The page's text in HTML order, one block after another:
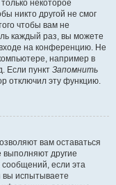
некоторое
никто другой не смог
чтобы вам не
каждый раз, вы можете
на конференцию. Не
например в
Если пункт Запомнить
отключил эту функцию.
вам оставаться
выполняют другие
сообщений, если эта
вы испытываете